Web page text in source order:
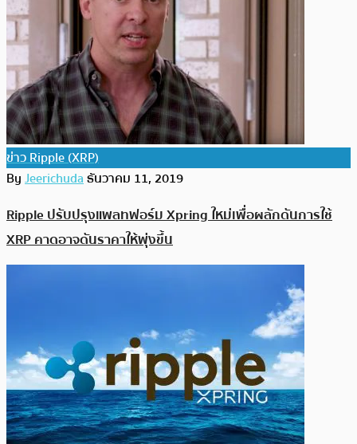
ข่าว Ripple (XRP)
ByJeerichudaธันวาคม 11, 2019
Ripple ปรับปรุงแพลทฟอร์ม Xpring ใหม่เพื่อผลักดันการใช้
XRP คาดอาจดันราคาให้พุ่งขึ้น